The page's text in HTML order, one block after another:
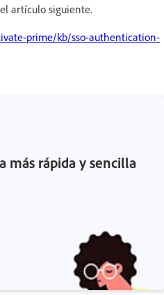
artículo siguiente.
prime/kb/sso-authentication-
más rápida y sencilla